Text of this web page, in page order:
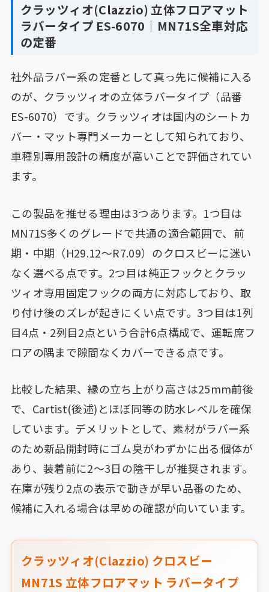
クラッツィオ(Clazzio) 立体フロアマット
ラバータイプ ES-6070｜MN71S全車対応
の定番
社外品ラバー系の定番として真っ先に候補に入る
のが、クラッツィオの立体ラバータイプ（品番
ES-6070）です。クラッツィオは国内のシートカ
バー・マット専門メーカーとして知られており、
車種別専用設計の精度が高いことで評価されてい
ます。
この製品を推せる理由は3つあります。1つ目は
MN71S多くのグレードで共通の適合範囲で、前
期・中期（H29.12〜R7.09）のクロスビーに迷い
なく選べる点です。2つ目は純正フックとクラッ
ツィオ専用固定フックの両方に対応しており、取
り付け後のズレが起きにくい点です。3つ目は1列
目4点・2列目2点という合計6点構成で、運転席フ
ロアの隅まで隙間なくカバーできる点です。
比較した結果、縁の立ち上がり高さは25mm前後
で、Cartist(後述)とほぼ同等の防水レベルを確保
しています。デメリットとして、素材がラバー系
のため新品開封時にゴム臭がわずかに出る個体が
あり、装着前に2〜3日の陰干しが推奨されます。
在庫が残り2点の表示で動きが早い品番のため、
候補に入れる場合は早めの確認が向いています。
クラッツィオ(Clazzio) クロスビー
MN71S 立体フロアマット ラバータイプ